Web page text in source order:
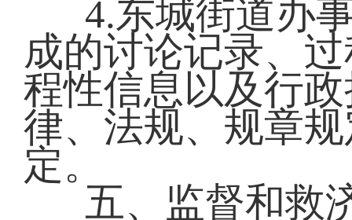
4.东城街道办
成的讨论记录、
程性信息以及行
律、法规、规章
定。
五、监督和救